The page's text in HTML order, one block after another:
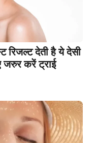
देती है ये देसी
जरुर करें ट्राई